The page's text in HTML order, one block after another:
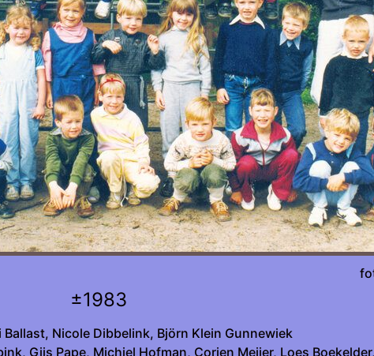
Beltrum fotonr.
±1983
Nicole Dibbelink, Björn Klein Gunnewiek
Gijs Pape, Michiel Hofman, Corien Meijer, Loes